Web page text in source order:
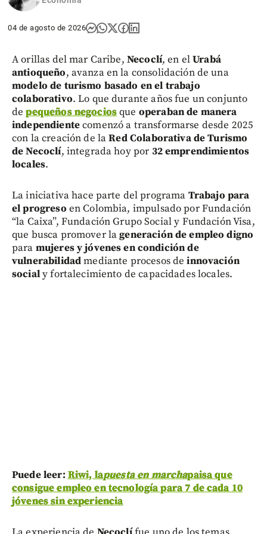
04 de agosto de 2026
A orillas del mar Caribe, Necoclí, en elUrabá
antioqueño, avanza en la consolidación de una
modelo de turismo basado en el trabajo
colaborativo. Lo que durante años fue un conjunto
depequeños negociosque operaban de manera
independientecomenzó a transformarse desde 2025
con la creación de laRed Colaborativa de Turismo
de Necoclí, integrada hoy por 32 emprendimientos
locales.
La iniciativa hace parte del programa Trabajo para
el progreso en Colombia, impulsado por Fundación
“la Caixa”, Fundación Grupo Social y Fundación Visa,
que busca promover lageneración de empleo digno
para mujeres y jóvenes en condición de
vulnerabilidadmediante procesos deinnovación
socialy fortalecimiento de capacidades locales.
Puede leer: Riwi, lapuesta en marchapaisa que
consigue empleo en tecnología para 7 de cada 10
jóvenes sin experiencia